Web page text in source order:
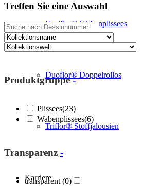
Cosiflor® Wabenplissees
Duoflor® Doppelrollos
Triflor® Stoffjalousien
Karriere
Treffen Sie eine Auswahl
Produktgruppe-
Plissees(23)
Wabenplissees(6)
Transparenz -
transparent (0)